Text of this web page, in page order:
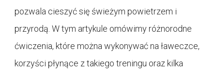
pozwala cieszyć się świeżym powietrzem i
przyrodą. W tym artykule omówimy różnorodne
ćwiczenia, które można wykonywać na ławeczce,
korzyści płynące z takiego treningu oraz kilka